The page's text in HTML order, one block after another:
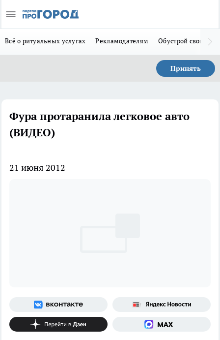
Всё о ритуальных услугах Рекламодателям Обустрой свой дом
Принять
Фура протаранила легковое авто
(ВИДЕО)
21 июня 2012